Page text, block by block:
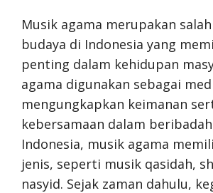
Musik agama merupakan
budaya di Indonesia yang
penting dalam kehidupan
agama digunakan sebagai
mengungkapkan keimanan
kebersamaan dalam
Indonesia, musik agama
jenis, seperti musik qasidah,
nasyid. Sejak zaman dahulu,